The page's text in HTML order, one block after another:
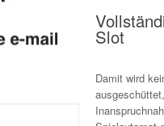
Slot
Damit wird